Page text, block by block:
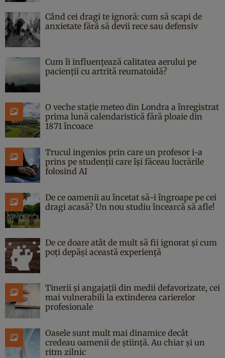
Când cei dragi te ignoră: cum să scapi de
anxietate fără să devii rece sau defensiv
Cum îi influențează calitatea aerului pe
pacienții cu artrită reumatoidă?
O veche stație meteo din Londra a înregistrat
prima lună calendaristică fără ploaie din
1871 încoace
Trucul ingenios prin care un profesor i-a
prins pe studenții care își făceau lucrările
folosind AI
De ce oamenii au încetat să-i îngroape pe cei
dragi acasă? Un nou studiu încearcă să afle!
De ce doare atât de mult să fii ignorat și cum
poți depăși această experiență
Tinerii și angajații din medii defavorizate, cei
mai vulnerabili la extinderea carierelor
profesionale
Oasele sunt mult mai dinamice decât
credeau oamenii de știință. Au chiar și un
ritm zilnic